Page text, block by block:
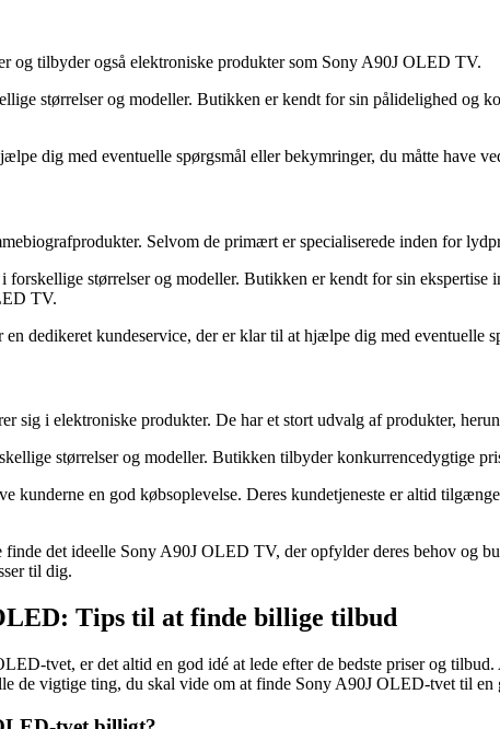
og tilbyder også elektroniske produkter som Sony A90J OLED TV.
størrelser og modeller. Butikken er kendt for sin pålidelighed og
dig med eventuelle spørgsmål eller bekymringer, du måtte have
Selvom de primært er specialiserede inden for
størrelser og modeller. Butikken er kendt for sin
TV.
dedikeret kundeservice, der er klar til at hjælpe dig med
sig i elektroniske produkter. De har et stort udvalg af produkter,
størrelser og modeller. Butikken tilbyder konkurrencedygtige
kunderne en god købsoplevelse. Deres kundetjeneste er altid
det ideelle Sony A90J OLED TV, der opfylder deres behov og
til dig.
Tips til at finde billige tilbud
tvet, er det altid en god idé at lede efter de bedste priser og
de vigtige ting, du skal vide om at finde Sony A90J OLED-tvet til en